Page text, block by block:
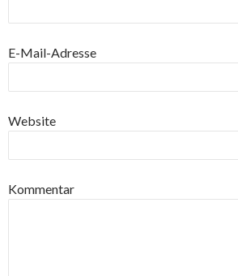
E-Mail-Adresse
Website
Kommentar